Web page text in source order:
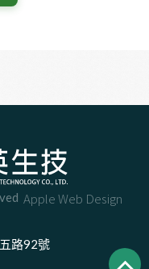
Apple Web Design
路92號